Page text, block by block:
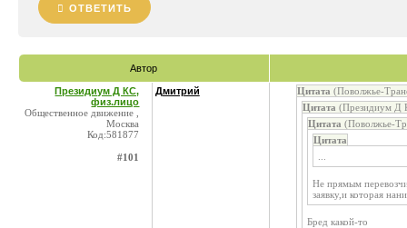
ОТВЕТИТЬ
Автор
Президиум Д КС,
физ.лицо
Общественное движение ,
Москва
Код:581877
#101
Дмитрий Цитата (Поволжье-
Цитата (Президиум Д
Цитата (Поволжье-
Цитата
Не прямым
заявку,и которая
Бред какой-то